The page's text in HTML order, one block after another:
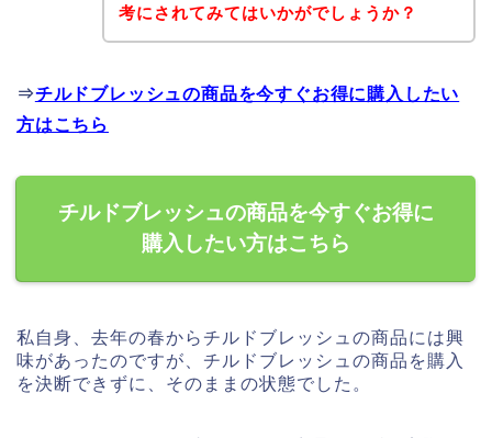
考にされてみてはいかがでしょうか？
⇒チルドブレッシュの商品を今すぐお得に購入したい
方はこちら
チルドブレッシュの商品を今すぐお得に
購入したい方はこちら
私自身、去年の春からチルドブレッシュの商品には興
味があったのですが、チルドブレッシュの商品を購入
を決断できずに、そのままの状態でした。